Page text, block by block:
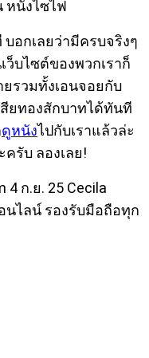
หนังไซไฟ
อกเลยว่ามีครบจริงๆ
บไซต์ของพวกเราก็
รวมทั้งเอนจอยกับ
ยทองสักบาทได้ทันที
ดูหนังไปกับเราแล้วล่ะ
รับ ลองเลย!
ก.ย. 25 Cecila
นไลน์ รองรับมือถือทุก